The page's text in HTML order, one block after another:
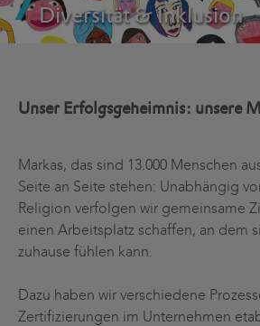
BRANCHE
KARRIERE
Diversität & Inklusion
Unser Erfolgsgeheimnis: unsere
Markas, das sind 13.000 Menschen
Seite an Seite stehen: Unabhängig
Religion verfolgen wir gemeinsame
einen Arbeitsplatz schaffen, an dem
zuhause fühlen kann.
Dazu haben wir verschiedene
Zertifizierungen im Unternehmen